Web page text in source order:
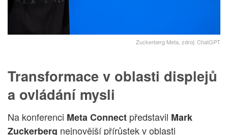
Zuckerberg Meta, zdroj: ChatGPT
Transformace v oblasti displejů
a ovládání mysli
Na konferenci MetaConnect představil Mark
Zuckerberg nejnovější přírůstek v oblasti